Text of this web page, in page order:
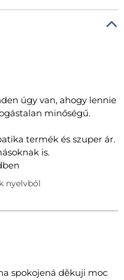
úgy van, ahogy lennie
minőségű.
termék és szuper ár.
is.
nyelvből
spokojená děkuji moc